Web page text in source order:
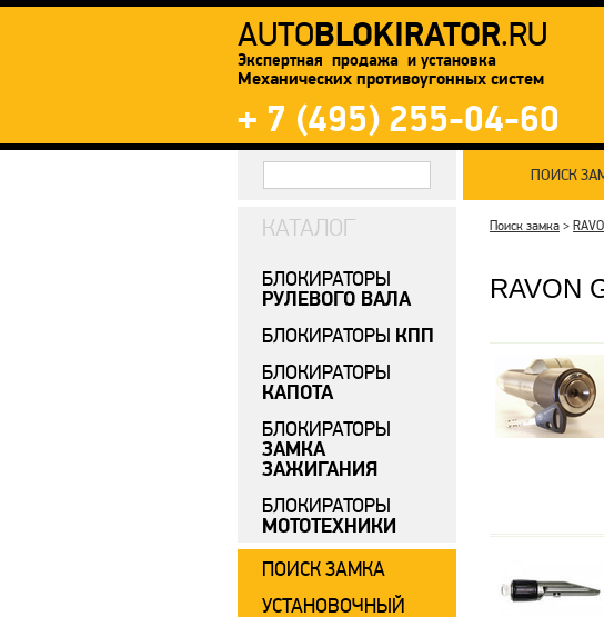
AUTOBLOKIRATOR.RU
Экспертная продажа и установка
Механических противоугонных систем
+ 7 (495) 255-04-60
ПОИСК
Поиск замка >
RAVON
КАТАЛОГ
БЛОКИРАТОРЫ
РУЛЕВОГО ВАЛА
БЛОКИРАТОРЫ КПП
БЛОКИРАТОРЫ
КАПОТА
БЛОКИРАТОРЫ
ЗАМКА
ЗАЖИГАНИЯ
БЛОКИРАТОРЫ
МОТОТЕХНИКИ
ПОИСК ЗАМКА
УСТАНОВОЧНЫЙ